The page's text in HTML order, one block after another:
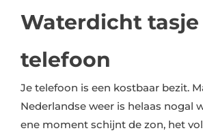
Waterdicht tasje
telefoon
Je telefoon is een kostbaar bezit.
Nederlandse weer is helaas nogal
ene moment schijnt de zon, het